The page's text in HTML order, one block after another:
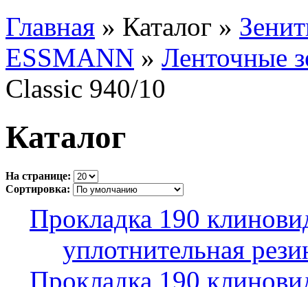
Главная » Каталог »
ESSMANN » Ленточные
Classic 940/10
Каталог
На странице:
Сортировка:
Прокладка 190
уплотнительная
Прокладка 190